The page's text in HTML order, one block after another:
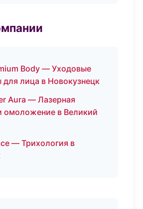
Body — Уходовые
лица в Новокузнецк
Aura — Лазерная
омоложение в Великий
— Трихология в